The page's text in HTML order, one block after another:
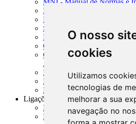
O nosso
cookies
Utilizamos
tecnologias de
melhorar a sua
navegação no
MTVM - Manual de Títulos e
MCR - Manual de Crédito
SISORF - Manual de
MASUP - Manual de
CADOC - Catálogo de
CNAE-CONCLA -
Atividades Econômicas
PMF - Cartilhas do BCB
Manuais Auxiliares do BCB
Resenhas Diárias
Ligações Externas
Links Úteis
Presidência da República